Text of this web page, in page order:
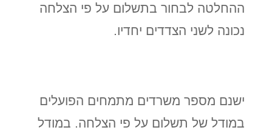
ההחלטה לבחור בתשלום על פי הצלחה
נכונה לשני הצדדים יחדיו.
ישנם מספר משרדים מתמחים הפועלים
במודל של תשלום על פי הצלחה. במודל